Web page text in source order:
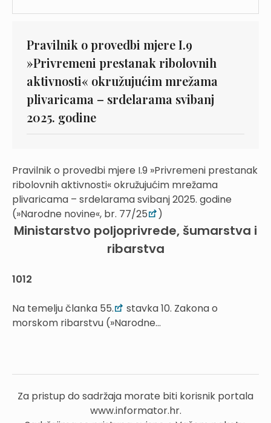
Pravilnik o provedbi mjere I.9
»Privremeni prestanak ribolovnih
aktivnosti« okružujućim mrežama
plivaricama – srdelarama svibanj
2025. godine
Pravilnik o provedbi mjere I.9 »Privremeni prestanak
ribolovnih aktivnosti« okružujućim mrežama
plivaricama – srdelarama svibanj 2025. godine
(»Narodne novine«, br. 77/25
)
Ministarstvo poljoprivrede, šumarstva i
ribarstva
1012
Na temelju članka 55.
stavka 10. Zakona o
morskom ribarstvu (»Narodne...
Za pristup do sadržaja morate biti korisnik portala
www.informator.hr.